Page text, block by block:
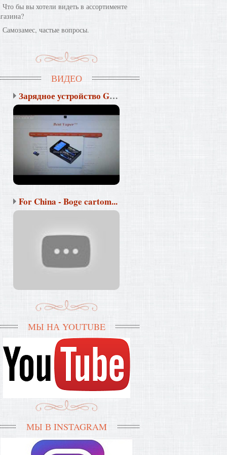
Что бы вы хотели видеть в ассортименте
Самозамес, частые вопросы.
ВИДЕО
Зарядное устройство Gol...
For China - Boge cartom...
МЫ НА YOUTUBE
МЫ В INSTAGRAM